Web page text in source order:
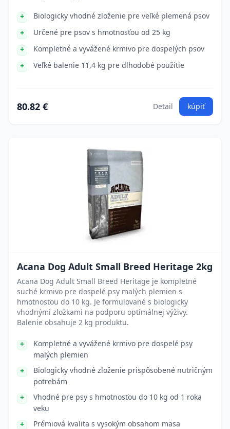
Biologicky vhodné zloženie pre veľké plemená psov
Určené pre psov s hmotnosťou od 25 kg
Kompletné a vyvážené krmivo pre dospelých psov
Veľké balenie 11,4 kg pre dlhodobé použitie
80.82 € Detail kúpiť
Acana Dog Adult Small Breed Heritage 2kg
Acana Dog Adult Small Breed Heritage je kompletné
suché krmivo pre dospelé psy malých plemien s
hmotnosťou do 10 kg. Je formulované s biologicky
vhodnými zložkami na podporu optimálnej výživy.
Balenie obsahuje 2 kg produktu.
Kompletné a vyvážené krmivo pre dospelé psy
malých plemien
Biologicky vhodné zloženie prispôsobené nutričným
potrebám
Vhodné pre psy s hmotnosťou do 10 kg od 1 roka
veku
Prémiová kvalita s vysokým obsahom mäsa